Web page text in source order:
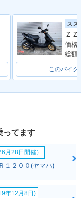
2015年 JOG ZR・
カラーチェンジ
スズ
価格:
総額:
このバイ
ってます
月28日開催）
１２００(ヤマハ)
年12月8日)